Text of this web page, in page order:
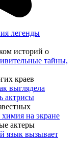
легенды
историй о
тайны,
краев
выглядела
актрисы
на экране
актеры
язык вызывает